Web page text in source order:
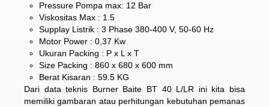
Pressure Pompa max: 12 Bar
Viskositas Max : 1.5
Supplay Listrik : 3 Phase 380-400 V, 50-60 Hz
Motor Power : 0,37 Kw
Ukuran Packing : P x L x T
Size Packing : 860 x 680 x 600 mm
Berat Kisaran : 59.5 KG
Dari data teknis Burner Baite BT 40 L/LR ini kita bisa
memiliki gambaran atau perhitungan kebutuhan pemanas